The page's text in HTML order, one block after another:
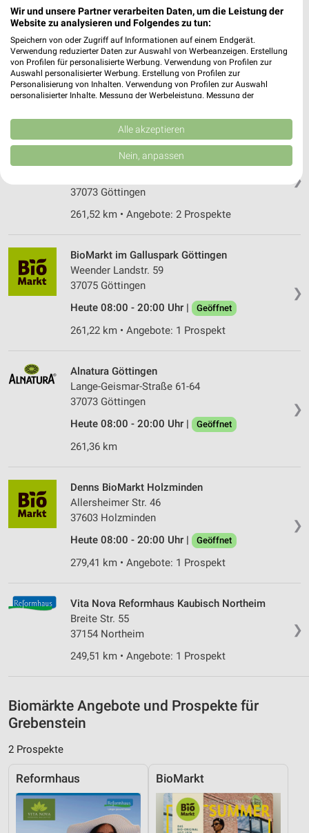
306,98 km • Angebote: 1 Prospekt
Reformhaus Kordes Höxter
Westerbachstr. 26
37671 Höxter
❯
Vita Nova Reformhaus Kaubisch Lange-
Geismar-Straße Göttingen
37073 Göttingen
261,52 km • Angebote: 2 Prospekte
❯
BioMarkt im Galluspark Göttingen
Weender Landstr. 59
37075 Göttingen
Heute 08:00 - 20:00 Uhr |
Geöffnet
261,22 km • Angebote: 1 Prospekt
❯
Alnatura Göttingen
Lange-Geismar-Straße 61-64
37073 Göttingen
Heute 08:00 - 20:00 Uhr |
Geöffnet
261,36 km
❯
Denns BioMarkt Holzminden
Allersheimer Str. 46
37603 Holzminden
Heute 08:00 - 20:00 Uhr |
Geöffnet
279,41 km • Angebote: 1 Prospekt
❯
Vita Nova Reformhaus Kaubisch Northeim
Breite Str. 55
37154 Northeim
249,51 km • Angebote: 1 Prospekt
Biomärkte Angebote und Prospekte für
Grebenstein
2 Prospekte
Reformhaus BioMarkt
Wir und unsere Partner verarbeiten Daten, um die Leistung der
Website zu analysieren und Folgendes zu tun:
Speichern von oder Zugriff auf Informationen auf einem Endgerät.
Verwendung reduzierter Daten zur Auswahl von Werbeanzeigen. Erstellung
von Profilen für personalisierte Werbung. Verwendung von Profilen zur
Auswahl personalisierter Werbung. Erstellung von Profilen zur
Personalisierung von Inhalten. Verwendung von Profilen zur Auswahl
personalisierter Inhalte. Messung der Werbeleistung. Messung der
Kombinationen von Daten aus verschiedenen Quellen. Entwicklung und
Verbesserung der Angebote. Verwendung reduzierter Daten zur Auswahl
von Inhalten.
Daten können außerhalb der Europäischen Union weitergegeben und in die
USA gesendet werden.
Website/App.
Speichern von oder Zugriff auf Informationen
auf einem Endgerät
Verwendung reduzierter Daten zur Auswahl von
Werbeanzeigen
Verwendung von Profilen zur Auswahl
personalisierter Werbung
Erstellung von Profilen zur Personalisierung
Messung der Werbeleistung
Messung der Performance von Inhalten
Analyse von Zielgruppen durch Statistiken oder
Kombinationen von Daten aus verschiedenen
Entwicklung und Verbesserung der Angebote
Verwendung reduzierter Daten zur Auswahl von
Geräte anhand von aktiv angeforderten
Notwendig
Performance
Alle akzeptieren
Nein, anpassen